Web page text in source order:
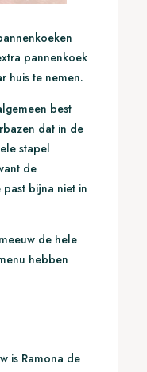
pannenkoek
huis te nemen.
best
dat in de
stapel
de
bijna niet in
de hele
hebben
is Ramona de